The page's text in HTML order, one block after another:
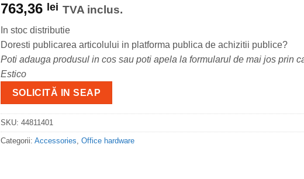
763,36 lei TVA inclus.
In stoc distributie
Doresti publicarea articolului in platforma publica de achizitii publice?
Poti adauga produsul in cos sau poti apela la formularul de mai jos prin
Estico
SOLICITĂ IN SEAP
SKU: 44811401
Categorii: Accessories Office hardware